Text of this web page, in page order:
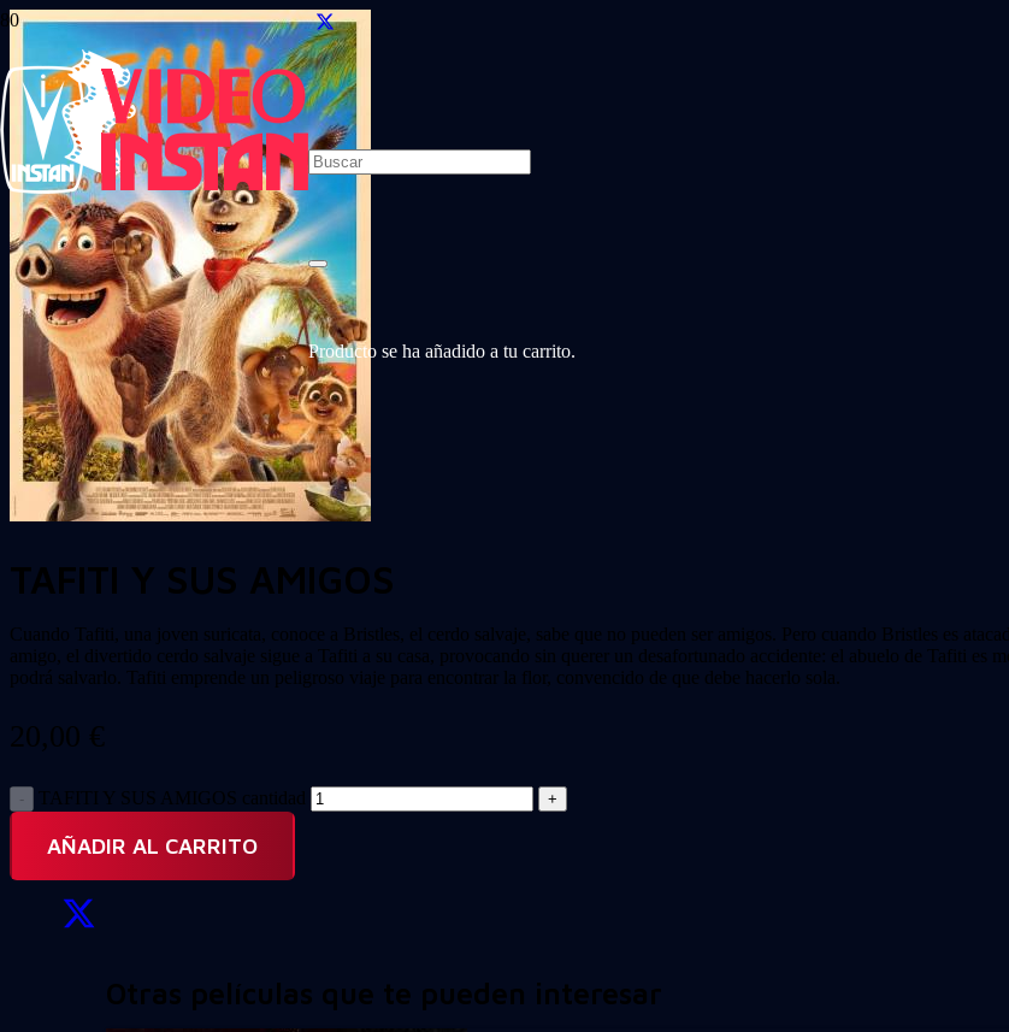
Producto se ha añadido a tu carrito.
TAFITI Y SUS AMIGOS
Cuando Tafiti, una joven suricata, conoce a Bristles, el cerdo salvaje, sabe que no pueden ser amigos. Pero cuando Bristles es
amigo, el divertido cerdo salvaje sigue a Tafiti a su casa, provocando sin querer un desafortunado accidente: el abuelo de Tafiti es
podrá salvarlo. Tafiti emprende un peligroso viaje para encontrar la flor, convencido de que debe hacerlo sola.
20,00 €
TAFITI Y SUS AMIGOS cantidad
AÑADIR AL CARRITO
Otras películas que te pueden interesar